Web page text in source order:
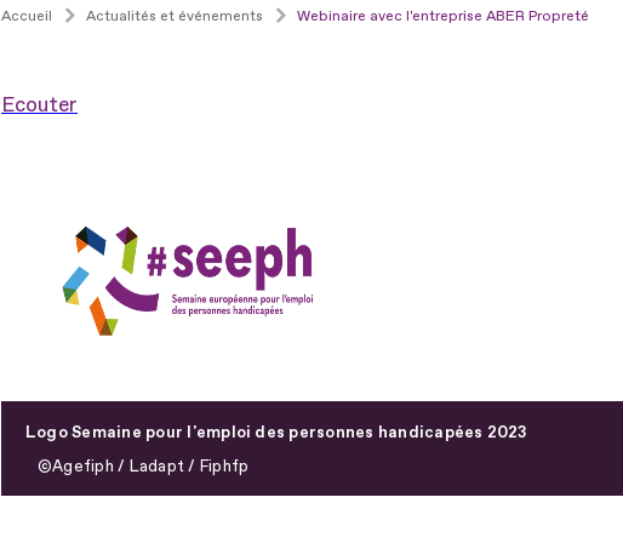
Accueil Actualités et événements Webinaire avec l'entreprise ABER Propreté
Ecouter
Logo Semaine pour l'emploi des personnes handicapées 2023
Agefiph / Ladapt / Fiphfp